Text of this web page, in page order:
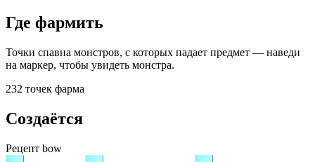
Где фармить
Точки спавна монстров, с которых падает предмет — наведи
на маркер, чтобы увидеть монстра.
232 точек фарма
Создаётся
Рецепт bow